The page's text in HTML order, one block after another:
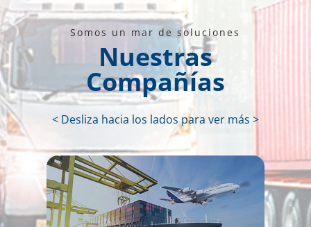
Somos un mar de soluciones
Nuestras
Compañías
< Desliza hacia los lados para ver más >